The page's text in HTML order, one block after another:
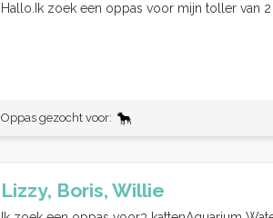
Hallo.Ik zoek een oppas voor mijn toller van
Oppas gezocht voor:
Lizzy, Boris, Willie